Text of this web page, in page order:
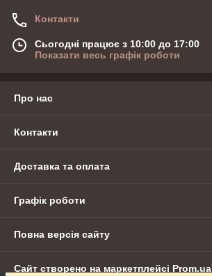
Контакти
Сьогодні працює з 10:00 до 17:00
Показати весь графік роботи
Про нас
Контакти
Доставка та оплата
Графік роботи
Повна версія сайту
Сайт створено на маркетплейсі Prom.ua